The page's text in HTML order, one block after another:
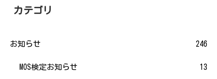
カテゴリ
お知らせ 246
MOS検定お知らせ 13